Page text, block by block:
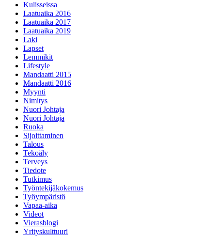
Kulisseissa
Laatuaika 2016
Laatuaika 2017
Laatuaika 2019
Laki
Lapset
Lemmikit
Lifestyle
Mandaatti 2015
Mandaatti 2016
Myynti
Nimitys
Nuori Johtaja
Nuori Johtaja
Ruoka
Sijoittaminen
Talous
Tekoäly
Terveys
Tiedote
Tutkimus
Työntekijäkokemus
Työympäristö
Vapaa-aika
Videot
Vierasblogi
Yrityskulttuuri